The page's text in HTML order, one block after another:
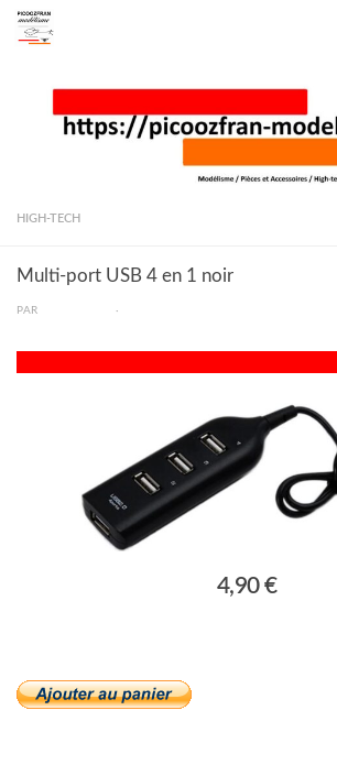
Skip to content
HIGH-TECH
Multi-port USB 4 en 1 noir
PAR ·
4,90 €